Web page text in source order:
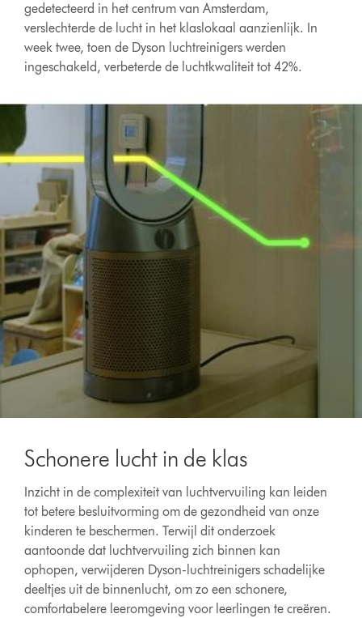
gedetecteerd in het centrum van Amsterdam,
verslechterde de lucht in het klaslokaal aanzienlijk. In
week twee, toen de Dyson luchtreinigers werden
ingeschakeld, verbeterde de luchtkwaliteit tot 42%.
Schonere lucht in de klas
Inzicht in de complexiteit van luchtvervuiling kan leiden
tot betere besluitvorming om de gezondheid van onze
kinderen te beschermen. Terwijl dit onderzoek
aantoonde dat luchtvervuiling zich binnen kan
ophopen, verwijderen Dyson-luchtreinigers schadelijke
deeltjes uit de binnenlucht, om zo een schonere,
comfortabelere leeromgeving voor leerlingen te creëren.